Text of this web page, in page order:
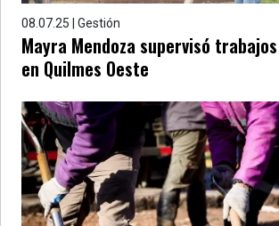
08.07.25 | Gestión
Mayra Mendoza supervisó
en Quilmes Oeste